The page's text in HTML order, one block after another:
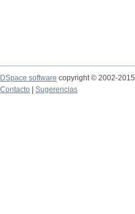
DSpace software copyright © 2002-2015
Contacto
Sugerencias